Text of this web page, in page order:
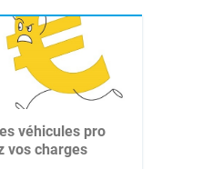
véhicules pro
vos charges